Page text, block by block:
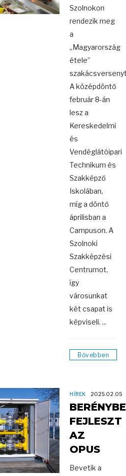
Szolnokon
rendezik meg
a
„Magyarország
étele”
A középdöntő
február 8-án
lesz a
Kereskedelmi
és
Vendéglátóipari
Technikum és
Szakképző
Iskolában,
míg a döntő
áprilisban a
Campuson. A
Szolnoki
Szakképzési
Centrumot,
így
városunkat
két csapat is
képviseli. ...
Bővebben
HÍREK 2025.02.05
FEJLESZT
AZ
OPUS
Bevetik a